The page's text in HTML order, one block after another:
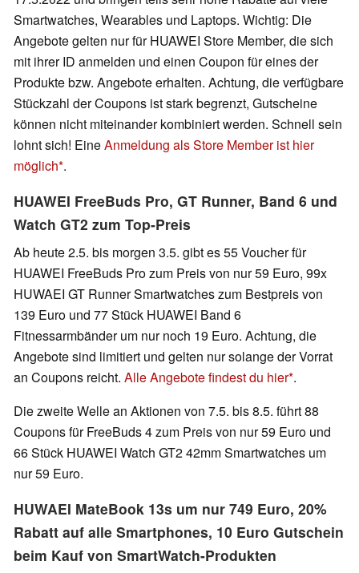
Smartwatches, Wearables und Laptops. Wichtig: Die
Angebote gelten nur für HUAWEI Store Member, die sich
mit ihrer ID anmelden und einen Coupon für eines der
Produkte bzw. Angebote erhalten. Achtung, die verfügbare
Stückzahl der Coupons ist stark begrenzt, Gutscheine
können nicht miteinander kombiniert werden. Schnell sein
lohnt sich! EineAnmeldung als Store Member ist hier
möglich .
HUAWEI FreeBuds Pro, GT Runner, Band 6 und
Watch GT2 zum Top-Preis
Ab heute 2.5. bis morgen 3.5. gibt es 55 Voucher für
HUAWEI FreeBuds Pro zum Preis von nur 59 Euro, 99x
HUWAEI GT Runner Smartwatches zum Bestpreis von
139 Euro und 77 Stück HUAWEI Band 6
Fitnessarmbänder um nur noch 19 Euro. Achtung, die
Angebote sind limitiert und gelten nur solange der Vorrat
an Coupons reicht. Alle Angebote findest du hier .
Die zweite Welle an Aktionen von 7.5. bis 8.5. führt 88
Coupons für FreeBuds 4 zum Preis von nur 59 Euro und
66 Stück HUAWEI Watch GT2 42mm Smartwatches um
nur 59 Euro.
HUWAEI MateBook 13s um nur 749 Euro, 20%
Rabatt auf alle Smartphones, 10 Euro Gutschein
beim Kauf von SmartWatch-Produkten